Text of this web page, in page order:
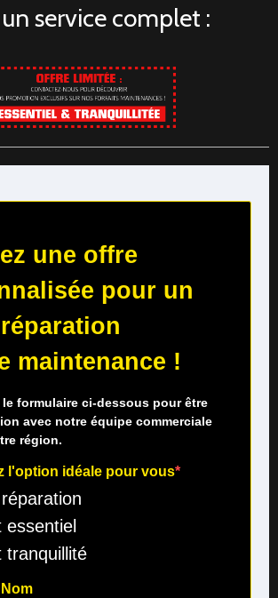
service complet :